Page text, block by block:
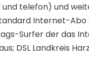
telefon) und
Internet-
Surfer der das
DSL Landkreis